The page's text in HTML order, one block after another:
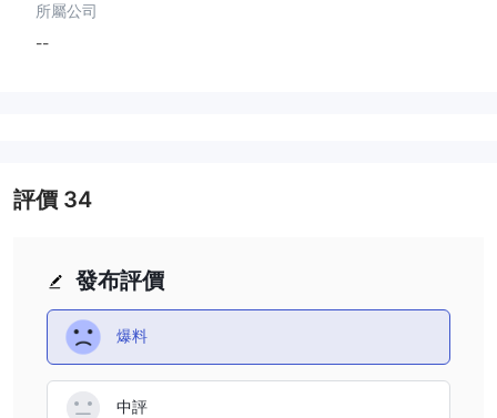
所屬公司
--
發布評價
爆料
中評
評價 34